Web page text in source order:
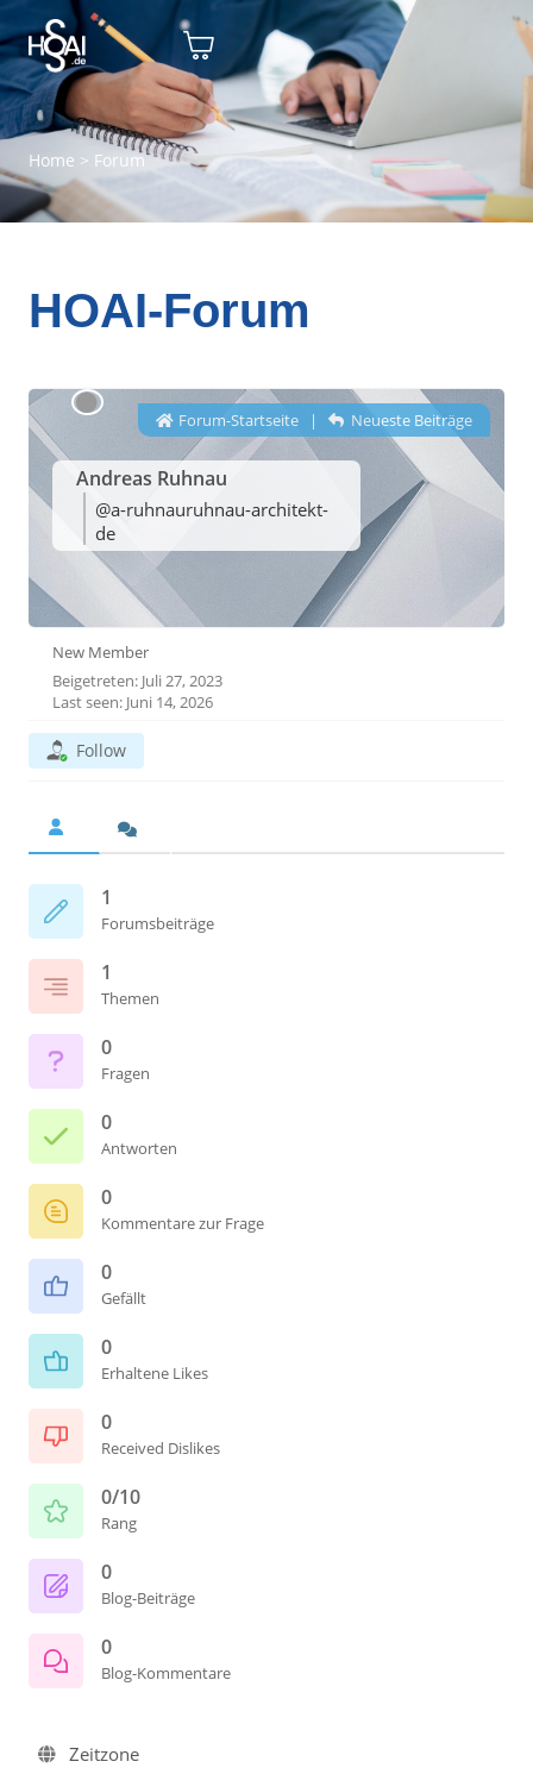
Home > Forum
HOAI-Forum
Andreas Ruhnau
@a-ruhnauruhnau-architekt-
de
Forum-Startseite| Neueste Beiträge
New Member
Beigetreten: Juli 27, 2023
Last seen: Juni 14, 2026
Follow
1
Forumsbeiträge
1
Themen
0
Fragen
0
Antworten
0
Kommentare zur Frage
0
Gefällt
0
Erhaltene Likes
0
Received Dislikes
0/10
Rang
0
Blog-Beiträge
0
Blog-Kommentare
Zeitzone